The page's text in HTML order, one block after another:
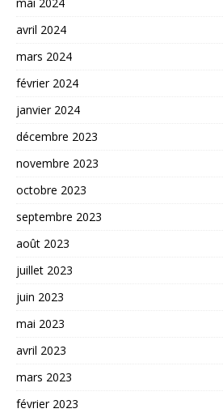
mai 2024
avril 2024
mars 2024
février 2024
janvier 2024
décembre 2023
novembre 2023
octobre 2023
septembre 2023
août 2023
juillet 2023
juin 2023
mai 2023
avril 2023
mars 2023
février 2023